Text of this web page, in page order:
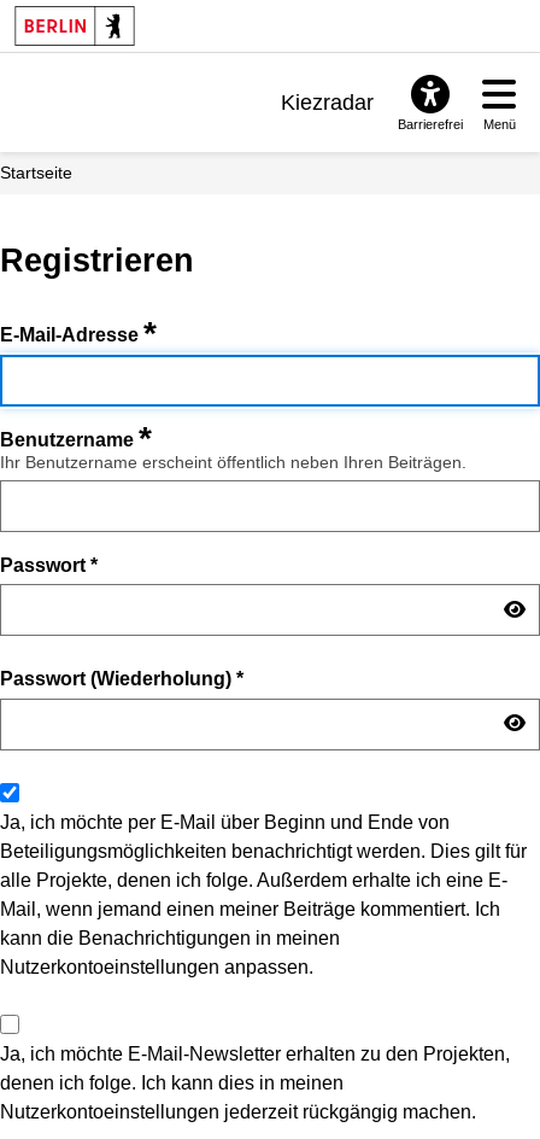
Kiezradar
Barrierefrei Menü
Startseite
Registrieren
E-Mail-Adresse *
Benutzername *
Ihr Benutzername erscheint öffentlich neben Ihren Beiträgen.
Passwort *
Passwort (Wiederholung) *
Ja, ich möchte per E-Mail über Beginn und Ende von
Beteiligungsmöglichkeiten benachrichtigt werden. Dies gilt für
alle Projekte, denen ich folge. Außerdem erhalte ich eine E-
Mail, wenn jemand einen meiner Beiträge kommentiert. Ich
kann die Benachrichtigungen in meinen
Nutzerkontoeinstellungen anpassen.
Ja, ich möchte E-Mail-Newsletter erhalten zu den Projekten,
denen ich folge. Ich kann dies in meinen
Nutzerkontoeinstellungen jederzeit rückgängig machen.